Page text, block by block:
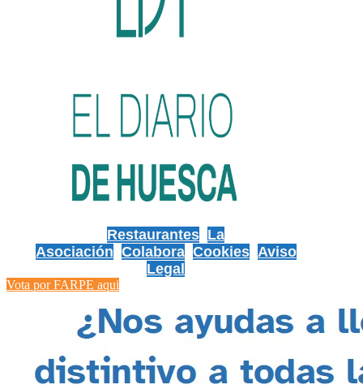
Restaurantes La
Asociación Colabora Cookies Aviso
Legal
Vota por FARPE aqui